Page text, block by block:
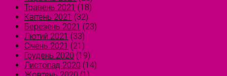
Травень 2021 (18)
Квітень 2021 (32)
Березень 2021 (23)
Лютий 2021 (33)
Січень 2021 (21)
Грудень 2020 (19)
Листопад 2020 (14)